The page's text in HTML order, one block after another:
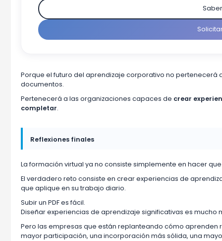
Porque el futuro del aprendizaje corporativo no
documentos.
Pertenecerá a las organizaciones capaces de crear
completar.
Reflexiones finales
La formación virtual ya no consiste simplemente en hacer
El verdadero reto consiste en crear experiencias de
que aplique en su trabajo diario.
Subir un PDF es fácil.
Diseñar experiencias de aprendizaje significativas es mucho
Pero las empresas que están replanteando cómo
mayor participación, una incorporación más sólida, una